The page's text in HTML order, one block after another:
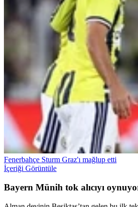
Fenerbahçe Sturm Graz'ı mağlup etti
İçeriği Görüntüle
Bayern Münih tok alıcıyı